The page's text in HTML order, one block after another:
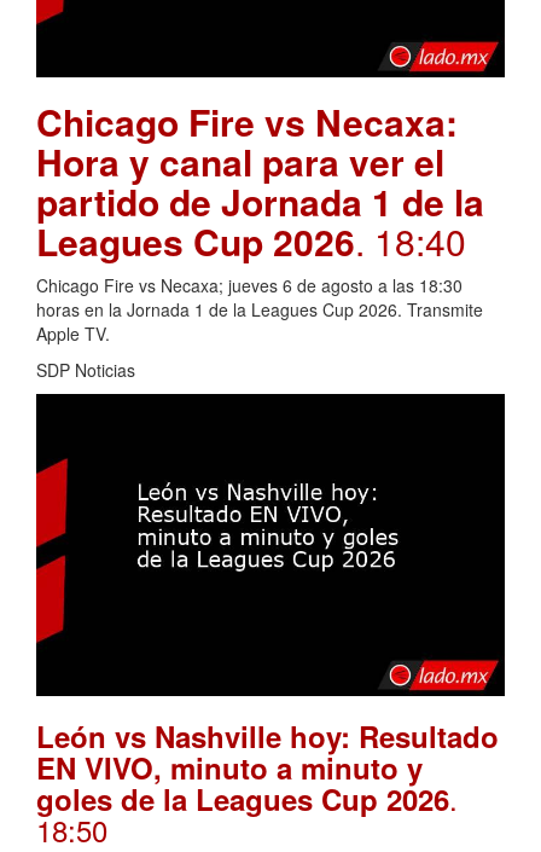
Chicago Fire vs Necaxa:
Hora y canal para ver el
partido de Jornada 1 de la
Leagues Cup 2026. 18:40
Chicago Fire vs Necaxa; jueves 6 de agosto a las 18:30
horas en la Jornada 1 de la Leagues Cup 2026. Transmite
Apple TV.
SDP Noticias
León vs Nashville hoy: Resultado
EN VIVO, minuto a minuto y
goles de la Leagues Cup 2026.
18:50